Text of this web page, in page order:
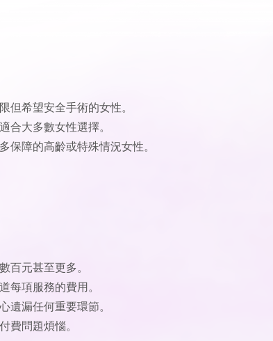
希望安全手術的女性。
合大多數女性選擇。
障的高齡或特殊情況女性。
百元甚至更多。
每項服務的費用。
遺漏任何重要環節。
費問題煩惱。